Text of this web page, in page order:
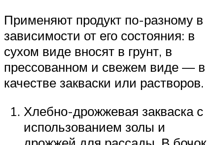
Применяют продукт по-разному в
зависимости от его состояния: в
сухом виде вносят в грунт, в
прессованном и свежем виде — в
качестве закваски или растворов.
Хлебно-дрожжевая закваска с
использованием золы и